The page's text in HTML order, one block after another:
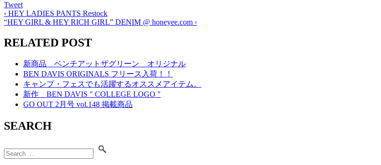
Tweet
‹ HEY LADIES PANTS Restock
“HEY GIRL & HEY RICH GIRL” DENIM @ honeyee.com ›
RELATED POST
新商品 ベンチアットザグリーン オリジナル
BEN DAVIS ORIGINALS フリース入荷！！
キャンプ・フェスでも活躍するオススメアイテム。
新作 BEN DAVIS " COLLEGE LOGO "
GO OUT 2月号 vol.148 掲載商品
SEARCH